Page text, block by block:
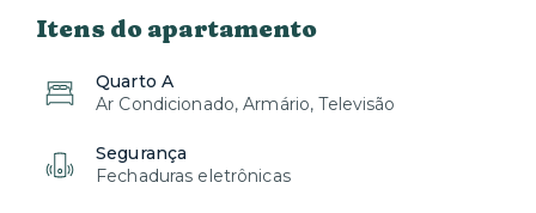
Itens do apartamento
Quarto A
Ar Condicionado, Armário, Televisão
Segurança
Fechaduras eletrônicas